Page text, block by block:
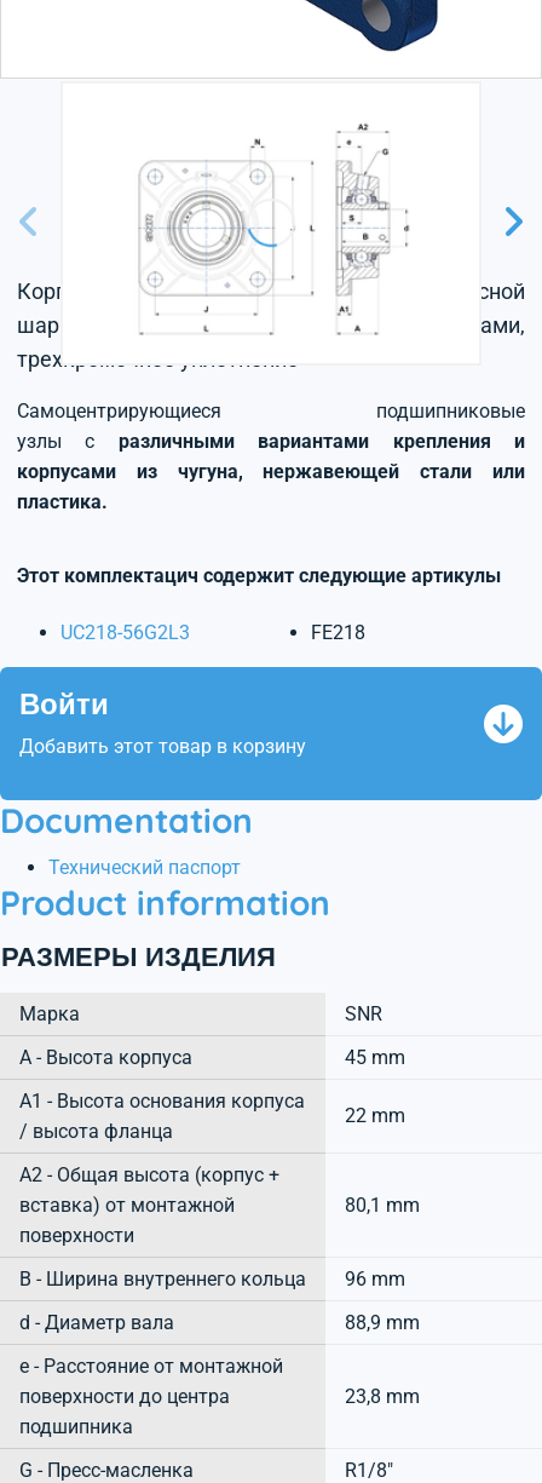
Корпус из серого чугуна, радиальный корпусной
шарикоподшипник с установочными винтами,
трехкромочное уплотнение
Самоцентрирующиеся подшипниковые
узлы с различными вариантами крепления и
корпусами из чугуна, нержавеющей стали или
пластика.
Этот комплектацич содержит следующие артикулы
UC218-56G2L3 FE218
Войти
Добавить этот товар в корзину
Documentation
Технический паспорт
Product information
РАЗМЕРЫ ИЗДЕЛИЯ
Марка
SNR
А - Высота корпуса
45 mm
A1 - Высота основания корпуса
/ высота фланца
22 mm
A2 - Общая высота (корпус +
вставка) от монтажной
поверхности
80,1 mm
B - Ширина внутреннего кольца
96 mm
d - Диаметр вала
88,9 mm
e - Расстояние от монтажной
поверхности до центра
подшипника
23,8 mm
G - Пресс-масленка
R1/8"